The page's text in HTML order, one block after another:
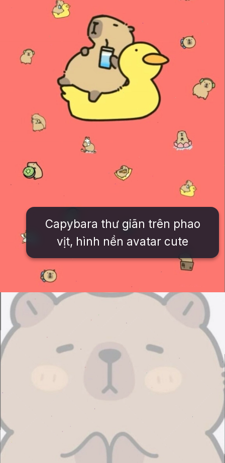
Capybara thư giãn trên phao
vịt, hình nền avatar cute
Đang mở https://issiloo.edu.vn/hinh-nen-avatar-cute